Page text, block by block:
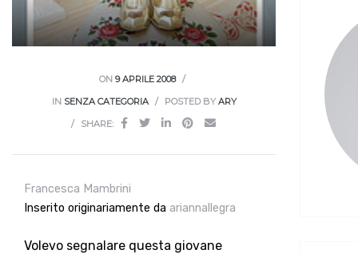
ON 9 APRILE 2008
IN SENZA CATEGORIA POSTED BY ARY
SHARE:
Francesca Mambrini
Inserito originariamente da ariannallegra
Volevo segnalare questa giovane